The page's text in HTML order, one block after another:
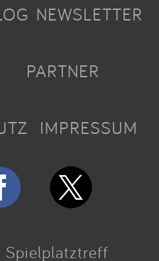
NEWSLETTER
PARTNER
IMPRESSUM